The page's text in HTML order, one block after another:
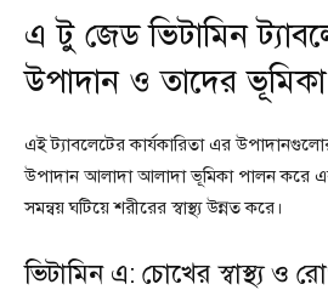
এ টু জেড ভিটামিন
উপাদান ও তাদের ভূমিকা
এই ট্যাবলেটের কার্যকারিতা এর
উপাদান আলাদা আলাদা ভূমিকা পালন করে
সমন্বয় ঘটিয়ে শরীরের স্বাস্থ্য উন্নত করে।
ভিটামিন এ: চোখের স্বাস্থ্য ও